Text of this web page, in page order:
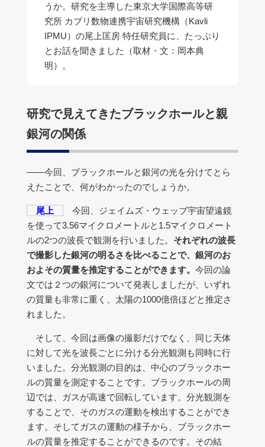
うか。研究を主導した東京大学国際高等研
究所 カブリ数物連携宇宙研究機構（Kavli
IPMU）の尾上匡房 特任研究員に、たっぷり
とお話を聞きました（取材・文：岡本典
明）。
研究で見えてきたブラックホールと親
銀河の関係
――今回、ブラックホールと銀河の光を分けてとら
えたことで、何がわかったのでしょうか。
尾上
今回、ジェイムズ・ウェッブ宇宙望遠鏡
を使って3.56マイクロメートルと1.5マイクロメート
ルの2つの波長で観測を行いました。 それぞれの波長
で撮影した銀河の明るさを比べることで、銀河のお
およその質量を推定することができます。 今回の論
文では２つの銀河について発表しましたが、いずれ
の質量も非常に重く、太陽の1000億倍ほどと推定さ
れました。
そして、今回は画像の撮影だけでなく、同じ天体
に対して光を波長ごとに分ける分光観測も同時に行
いました。分光観測の目的は、中心のブラックホー
ルの質量を測定することです。ブラックホールの周
辺では、ガスが高速で回転しています。分光観測を
することで、そのガスの運動を検出することができ
ます。そしてガスの運動の様子から、ブラックホー
ルの質量を推定することができるのです。その結